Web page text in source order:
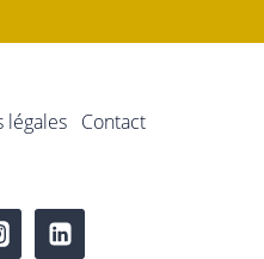
légales Contact